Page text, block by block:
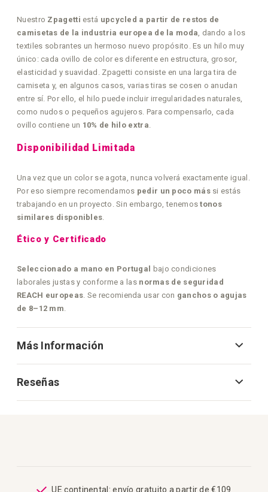
Nuestro Zpagetti está upcycled a partir de restos de
camisetas de la industria europea de la moda, dando a los
textiles sobrantes un hermoso nuevo propósito. Es un hilo muy
único: cada ovillo de color es diferente en estructura, grosor,
elasticidad y suavidad. Zpagetti consiste en una larga tira de
camiseta y, en algunos casos, varias tiras se cosen o anudan
entre sí. Por ello, el hilo puede incluir irregularidades naturales,
como nudos o pequeños agujeros. Para compensarlo, cada
ovillo contiene un 10% de hilo extra.
Disponibilidad Limitada
Una vez que un color se agota, nunca volverá exactamente igual.
Por eso siempre recomendamos pedir un poco mássi estás
trabajando en un proyecto. Sin embargo, tenemostonos
similares disponibles
Ético y Certificado
Seleccionado a mano en Portugal
bajo condiciones
laborales justas y conforme a las normas de seguridad
REACH europeas. Se recomienda usar con ganchos o agujas
de 8–12 mm.
Más Información
Reseñas
UE continental: envío gratuito a partir de €109